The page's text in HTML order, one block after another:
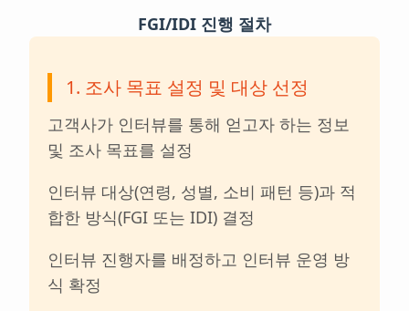
FGI/IDI 진행 절차
1. 조사 목표 설정 및 대상 선정
고객사가 인터뷰를 통해 얻고자 하는 정보
및 조사 목표를 설정
인터뷰 대상(연령, 성별, 소비 패턴 등)과 적
합한 방식(FGI 또는 IDI) 결정
인터뷰 진행자를 배정하고 인터뷰 운영 방
식 확정